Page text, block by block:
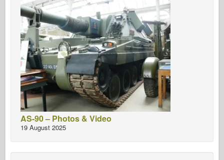
AS-90 – Photos & Video
19 August 2025